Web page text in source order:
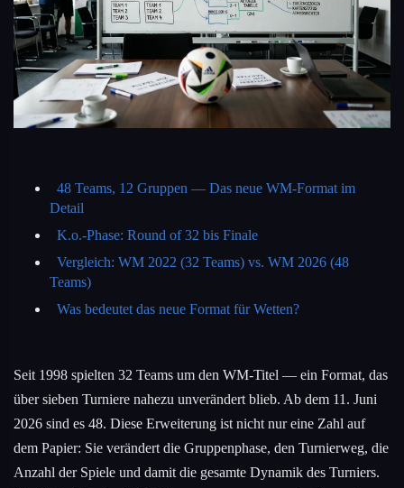
48 Teams, 12 Gruppen — Das neue WM-Format im
Detail
K.o.-Phase: Round of 32 bis Finale
Vergleich: WM 2022 (32 Teams) vs. WM 2026 (48
Teams)
Was bedeutet das neue Format für Wetten?
Seit 1998 spielten 32 Teams um den WM-Titel — ein Format, das
über sieben Turniere nahezu unverändert blieb. Ab dem 11. Juni
2026 sind es 48. Diese Erweiterung ist nicht nur eine Zahl auf
dem Papier: Sie verändert die Gruppenphase, den Turnierweg, die
Anzahl der Spiele und damit die gesamte Dynamik des Turniers.